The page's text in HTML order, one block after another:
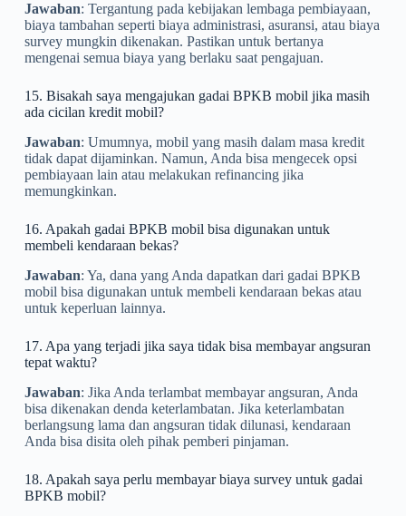
Jawaban: Tergantung pada kebijakan lembaga pembiayaan,
biaya tambahan seperti biaya administrasi, asuransi, atau biaya
survey mungkin dikenakan. Pastikan untuk bertanya
mengenai semua biaya yang berlaku saat pengajuan.
15. Bisakah saya mengajukan gadai BPKB mobil jika masih
ada cicilan kredit mobil?
Jawaban: Umumnya, mobil yang masih dalam masa kredit
tidak dapat dijaminkan. Namun, Anda bisa mengecek opsi
pembiayaan lain atau melakukan refinancing jika
memungkinkan.
16. Apakah gadai BPKB mobil bisa digunakan untuk
membeli kendaraan bekas?
Jawaban: Ya, dana yang Anda dapatkan dari gadai BPKB
mobil bisa digunakan untuk membeli kendaraan bekas atau
untuk keperluan lainnya.
17. Apa yang terjadi jika saya tidak bisa membayar angsuran
tepat waktu?
Jawaban: Jika Anda terlambat membayar angsuran, Anda
bisa dikenakan denda keterlambatan. Jika keterlambatan
berlangsung lama dan angsuran tidak dilunasi, kendaraan
Anda bisa disita oleh pihak pemberi pinjaman.
18. Apakah saya perlu membayar biaya survey untuk gadai
BPKB mobil?